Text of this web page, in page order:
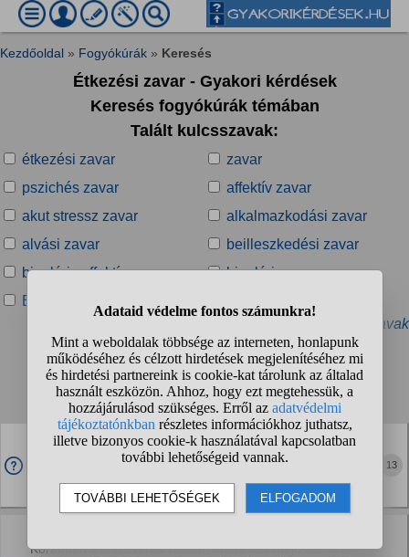
Kezdőoldal » Fogyókúrák » Keresés
Étkezési zavar - Gyakori kérdések
Keresés fogyókúrák témában
Talált kulcsszavak:
étkezési zavar
zavar
pszichés zavar
affektív zavar
akut stressz zavar
alkalmazkodási zavar
alvási zavar
beilleszkedési zavar
bipoláris affektív zavar
bipoláris zavar
Borderline zavar
» További kapcsolódó kulcsszavak
Talált kérdések:
1 2 3 4 ... ❯ ❯❯
Ez már evészavar lehet?
Esténként akkor is eszek, ha nem vagyok éhes, mert valami
Egyéb kérdések
13
Korábban evészavaros voltam, anorexiás majd utána